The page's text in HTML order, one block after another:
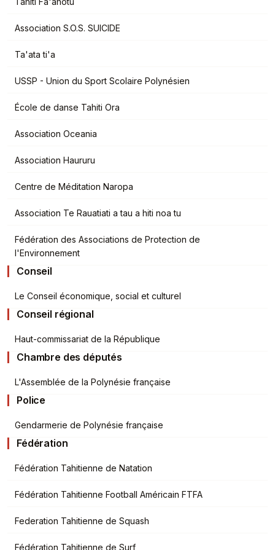
Association S.O.S. SUICIDE
Ta'ata ti'a
USSP - Union du Sport Scolaire Polynésien
École de danse Tahiti Ora
Association Oceania
Association Haururu
Centre de Méditation Naropa
Association Te Rauatiati a tau a hiti noa tu
Fédération des Associations de Protection de
l'Environnement
Conseil
Le Conseil économique, social et culturel
Conseil régional
Haut-commissariat de la République
Chambre des députés
L'Assemblée de la Polynésie française
Police
Gendarmerie de Polynésie française
Fédération
Fédération Tahitienne de Natation
Fédération Tahitienne Football Américain FTFA
Federation Tahitienne de Squash
Fédération Tahitienne de Surf